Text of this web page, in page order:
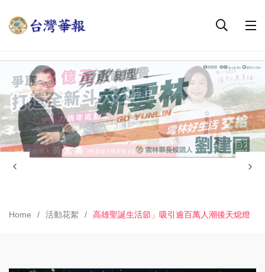
Home 活動花絮 高雄聖誕生活節」吸引逾百萬人潮後天熄燈